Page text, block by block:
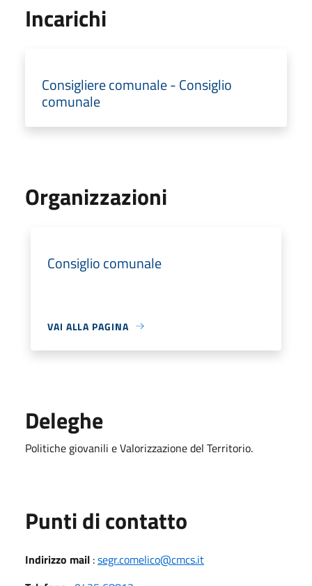
Incarichi
Consigliere comunale - Consiglio
comunale
Organizzazioni
Consiglio comunale
VAI ALLA PAGINA
Deleghe
Politiche giovanili e Valorizzazione del Territorio.
Punti di contatto
Indirizzo mail :segr.comelico@cmcs.it